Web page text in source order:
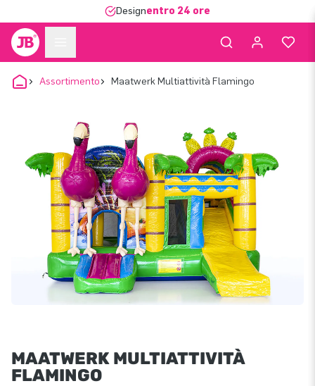
Designentro 24 ore
Assortimento Maatwerk Multiattività Flamingo
MAATWERK MULTIATTIVITÀ
FLAMINGO